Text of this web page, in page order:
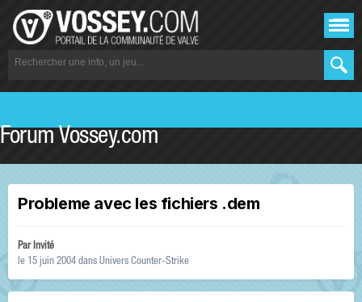
Forum Vossey.com
Probleme avec les fichiers .dem
Par Invité
le 15 juin 2004 dans Univers Counter-Strike